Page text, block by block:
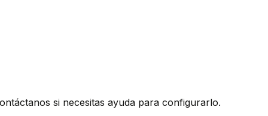
si necesitas ayuda para configurarlo.